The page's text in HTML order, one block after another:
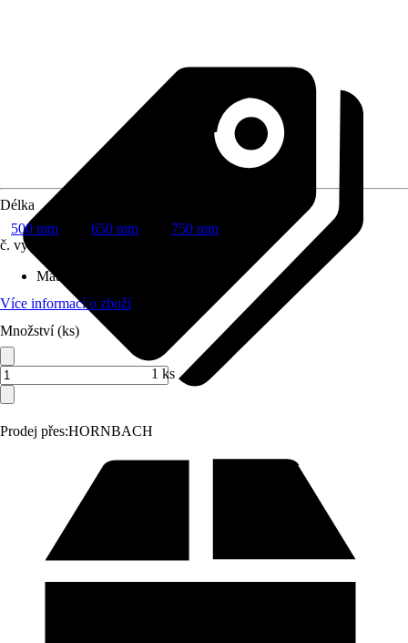
Prodej přes:HORNBACH
Délka
500 mm
650 mm
750 mm
č. výrobku
Materiál
Více informací o zboží
Množství (ks)
1 ks